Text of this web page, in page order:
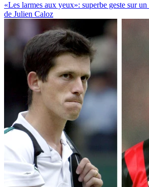
«Les larmes aux yeux»: superbe geste sur
de Julien Caloz